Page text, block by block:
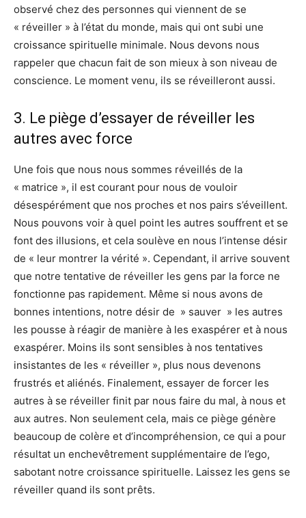
observé chez des personnes qui viennent de se
« réveiller » à l’état du monde, mais qui ont subi une
croissance spirituelle minimale. Nous devons nous
rappeler que chacun fait de son mieux à son niveau de
conscience. Le moment venu, ils se réveilleront aussi.
3. Le piège d’essayer de réveiller les
autres avec force
Une fois que nous nous sommes réveillés de la
« matrice », il est courant pour nous de vouloir
désespérément que nos proches et nos pairs s’éveillent.
Nous pouvons voir à quel point les autres souffrent et se
font des illusions, et cela soulève en nous l’intense désir
de « leur montrer la vérité ». Cependant, il arrive souvent
que notre tentative de réveiller les gens par la force ne
fonctionne pas rapidement. Même si nous avons de
bonnes intentions, notre désir de » sauver » les autres
les pousse à réagir de manière à les exaspérer et à nous
exaspérer. Moins ils sont sensibles à nos tentatives
insistantes de les « réveiller », plus nous devenons
frustrés et aliénés. Finalement, essayer de forcer les
autres à se réveiller finit par nous faire du mal, à nous et
aux autres. Non seulement cela, mais ce piège génère
beaucoup de colère et d’incompréhension, ce qui a pour
résultat un enchevêtrement supplémentaire de l’ego,
sabotant notre croissance spirituelle. Laissez les gens se
réveiller quand ils sont prêts.